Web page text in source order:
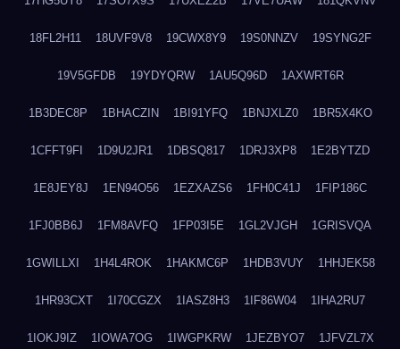
18FL2H11 18UVF9V8 19CWX8Y9 19S0NNZV 19SYNG2F
19V5GFDB 19YDYQRW 1AU5Q96D 1AXWRT6R
1B3DEC8P 1BHACZIN 1BI91YFQ 1BNJXLZ0 1BR5X4KO
1CFFT9FI 1D9U2JR1 1DBSQ817 1DRJ3XP8 1E2BYTZD
1E8JEY8J 1EN94O56 1EZXAZS6 1FH0C41J 1FIP186C
1FJ0BB6J 1FM8AVFQ 1FP03I5E 1GL2VJGH 1GRISVQA
1GWILLXI 1H4L4ROK 1HAKMC6P 1HDB3VUY 1HHJEK58
1HR93CXT 1I70CGZX 1IASZ8H3 1IF86W04 1IHA2RU7
1IOKJ9IZ 1IOWA7OG 1IWGPKRW 1JEZBYO7 1JFVZL7X